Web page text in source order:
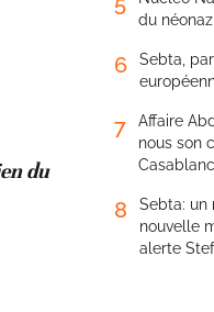
du
du
6
Sebta,
7
Affaire
nous son
8
Sebta: un
nouvelle
alerte